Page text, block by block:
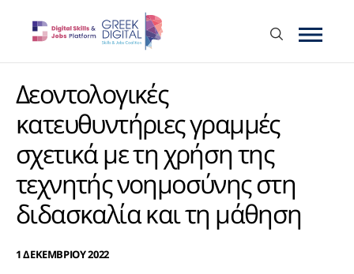
Δεοντολογικές
κατευθυντήριες γραμμές
σχετικά με τη χρήση της
τεχνητής νοημοσύνης στη
διδασκαλία και τη μάθηση
1 ΔΕΚΕΜΒΡΙΟΥ 2022